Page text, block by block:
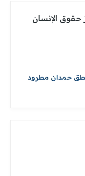
حقوق الإنسان
حمدان مطرود